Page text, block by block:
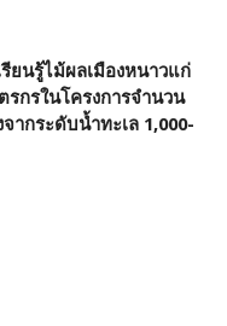
ยนรู้ไม้ผลเมืองหนาวแก่
กรในโครงการจำนวน
ากระดับน้ำทะเล 1,000-